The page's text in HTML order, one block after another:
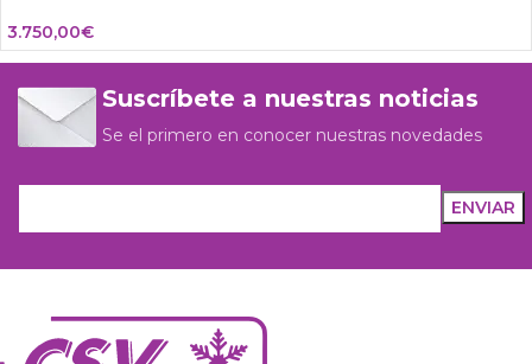
3.750,00€
Suscríbete a nuestras noticias
Se el primero en conocer nuestras novedades